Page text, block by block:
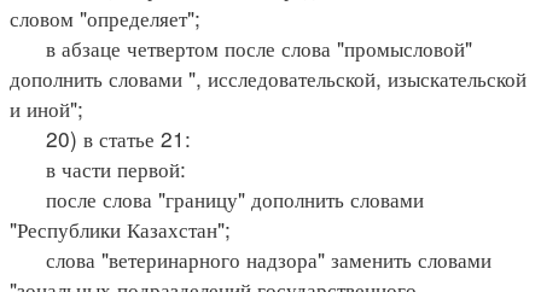
словом "определяет";
в абзаце четвертом после слова "промысловой"
дополнить словами ", исследовательской, изыскательской
и иной";
20) в статье 21:
в части первой:
после слова "границу" дополнить словами
"Республики Казахстан";
слова "ветеринарного надзора" заменить словами